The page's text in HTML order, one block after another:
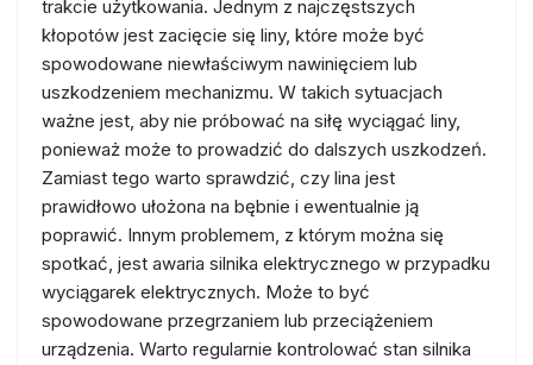
trakcie użytkowania. Jednym z najczęstszych
kłopotów jest zacięcie się liny, które może być
spowodowane niewłaściwym nawinięciem lub
uszkodzeniem mechanizmu. W takich sytuacjach
ważne jest, aby nie próbować na siłę wyciągać liny,
ponieważ może to prowadzić do dalszych uszkodzeń.
Zamiast tego warto sprawdzić, czy lina jest
prawidłowo ułożona na bębnie i ewentualnie ją
poprawić. Innym problemem, z którym można się
spotkać, jest awaria silnika elektrycznego w przypadku
wyciągarek elektrycznych. Może to być
spowodowane przegrzaniem lub przeciążeniem
urządzenia. Warto regularnie kontrolować stan silnika